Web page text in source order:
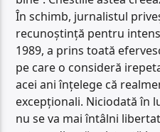
În schimb, jurnalistul
recunoștință pentru
1989, a prins toată
pe care o consideră
acei ani înțelege că
excepționali. Niciodată în
nu se va mai întâlni